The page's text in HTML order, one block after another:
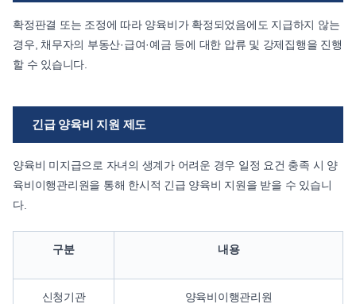
확정판결 또는 조정에 따라 양육비가 확정되었음에도 지급하지 않는
경우, 채무자의 부동산·급여·예금 등에 대한 압류 및 강제집행을 진행
할 수 있습니다.
긴급 양육비 지원 제도
양육비 미지급으로 자녀의 생계가 어려운 경우 일정 요건 충족 시 양
육비이행관리원을 통해 한시적 긴급 양육비 지원을 받을 수 있습니
다.
구분 내용
신청기관 양육비이행관리원